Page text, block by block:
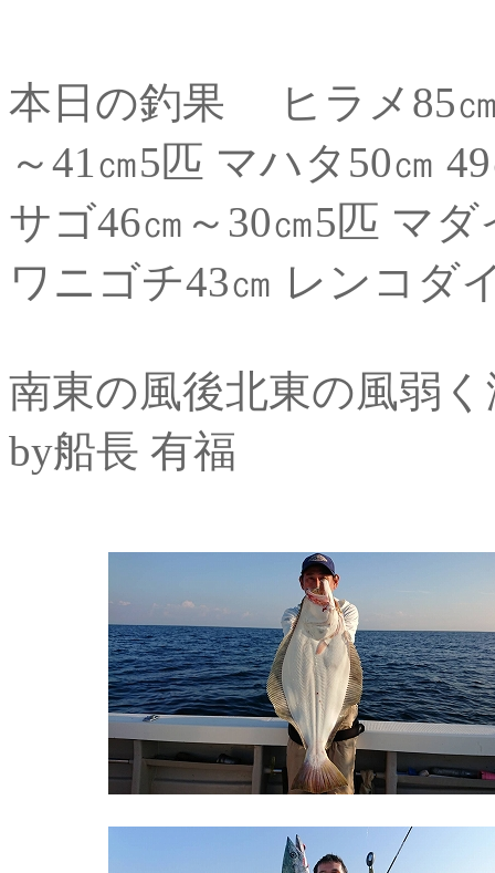
本日の釣果 ヒラメ85㎝
～41㎝5匹 マハタ50㎝
サゴ46㎝～30㎝5匹 マ
ワニゴチ43㎝ レンコダ
南東の風後北東の風弱
by船長 有福